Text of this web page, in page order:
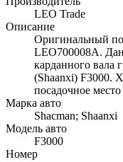
LEO Trade
Описание
Оригинальный
LEO700008A.
карданного вала
(Shaanxi) F3000.
посадочное
Марка авто
Shacman; Shaanxi
Модель авто
F3000
Номер